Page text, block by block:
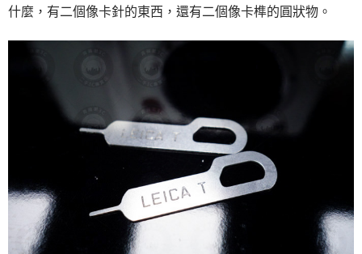
什麼，有二個像卡針的東西，還有二個像卡榫的圓狀物。